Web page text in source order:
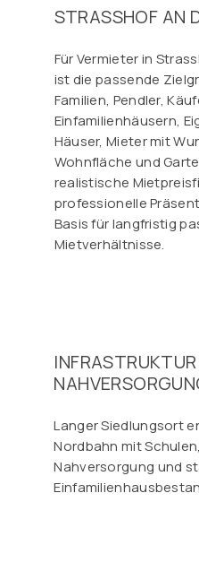
STRASSHOF AN
Für Vermieter in
ist die passende
Familien, Pendler,
Einfamilienhäusern,
Häuser, Mieter mit
Wohnfläche und
realistische
professionelle
Basis für langfristig
Mietverhältnisse.
Langer Siedlungsort
Nordbahn mit
Nahversorgung und